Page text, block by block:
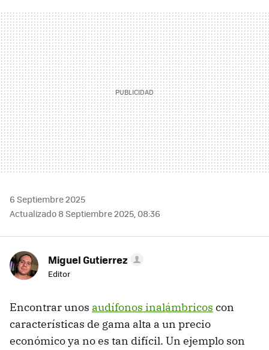
MAIL
6 Septiembre 2025
Actualizado 8 Septiembre 2025, 08:36
Miguel Gutierrez
Editor
Encontrar unos audífonos inalámbricos con
características de gama alta a un precio
económico ya no es tan difícil. Un ejemplo son